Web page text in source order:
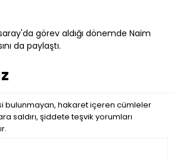
görev aldığı dönemde Naim
da paylaştı.
bulunmayan, hakaret içeren cümleler
saldırı, şiddete teşvik yorumları